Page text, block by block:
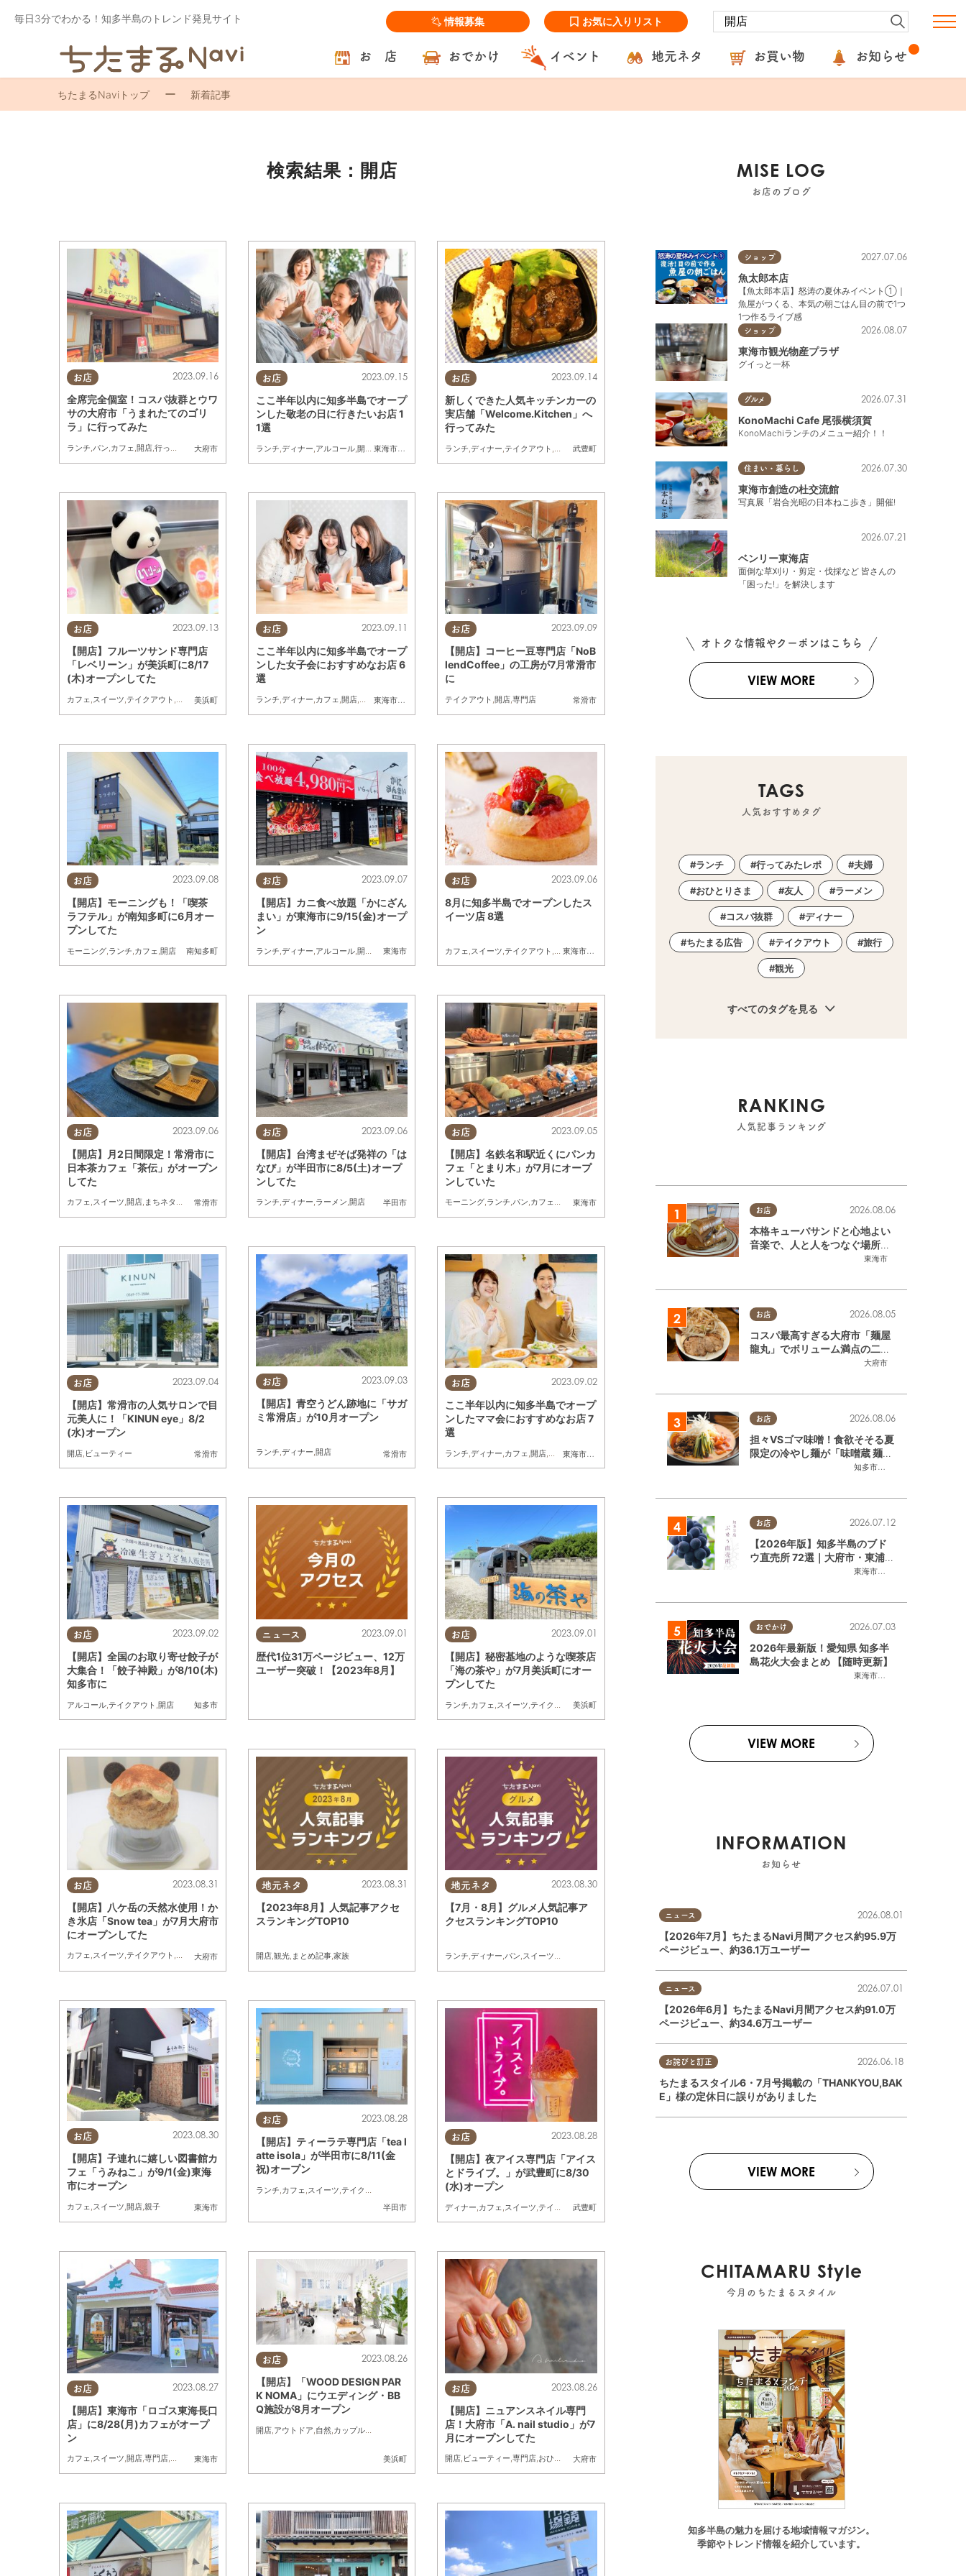
毎日3分でわかる！知多半島のトレンド発見サイト 情報募集 お気に入りリスト
お 店 おでかけ イベント 地元ネタ お買い物 お知らせ
ちたまるNaviトップ 新着記事
検索結果：開店
お店
大府市
2023.09.16
全席完全個室！コスパ抜群とウワ
サの大府市「うまれたてのゴリ
ラ」に行ってみた
ランチ パン カフェ 開店 行ってみたレポ
お店
東海市
,大府市 知多市,半田市,常滑市,美浜町
2023.09.15
ここ半年以内に知多半島でオープ
ンした敬老の日に行きたいお店 1
1選
ランチ ,ディナー アルコール ,開店 ,親子,家族
お店
武豊町
2023.09.14
新しくできた人気キッチンカーの
実店舗「Welcome.Kitchen」へ
行ってみた
ランチ ,ディナー ,テイクアウト まちネタ 行ってみたレポ
お店
美浜町
2023.09.13
【開店】フルーツサンド専門店
「レベリーン」が美浜町に8/17
(木)オープンしてた
カフェ,スイーツ,テイクアウト ,開店
お店
東海市
, 知多市 半田市,常滑市,南知多町
2023.09.11
ここ半年以内に知多半島でオープ
ンした女子会におすすめなお店 6
選
ランチ,ディナー,カフェ,開店,親子,友人
お店
常滑市
2023.09.09
【開店】コーヒー豆専門店「NoB
lendCoffee」の工房が7月常滑市
に
テイクアウト ,開店,専門店
お店
南知多町
2023.09.08
【開店】モーニングも！「喫茶
ラフテル」が南知多町に6月オー
プンしてた
モーニング ランチ カフェ 開店
お店
東海市
2023.09.07
【開店】カニ食べ放題「かにざん
まい」が東海市に9/15(金)オープ
ン
ランチ ,ディナー アルコール ,開店
お店
東海市
,大府市 武豊町
2023.09.06
8月に知多半島でオープンしたス
イーツ店 8選
カフェ スイーツ ,テイクアウト キッチンカー
お店
常滑市
2023.09.06
【開店】月2日間限定！常滑市に
日本茶カフェ「茶伝」がオープン
してた
カフェ,スイーツ,開店, まちネタ ,個室
お店
半田市
2023.09.06
【開店】台湾まぜそば発祥の「は
なび」が半田市に8/5(土)オープ
ンしてた
ランチ,ディナー,ラーメン,開店
お店
東海市
2023.09.05
【開店】名鉄名和駅近くにパンカ
フェ「とまり木」が7月にオープ
ンしていた
モーニング,ランチ,パン,カフェ,テイクアウト
お店
常滑市
2023.09.04
【開店】常滑市の人気サロンで目
元美人に！「KINUN eye」8/2
(水)オープン
開店, ビューティー
お店
常滑市
2023.09.03
【開店】青空うどん跡地に「サガ
ミ常滑店」が10月オープン
ランチ ,ディナー ,開店
お店
東海市
, 大府市 常滑市,美浜町
2023.09.02
ここ半年以内に知多半島でオープ
ンしたママ会におすすめなお店 7
選
ランチ,ディナー,カフェ,開店,親子,友人
お店
知多市
2023.09.02
【開店】全国のお取り寄せ餃子が
大集合！「餃子神殿」が8/10(木)
知多市に
アルコール テイクアウト 開店
ニュース 2023.09.01
歴代1位31万ページビュー、12万
ユーザー突破！【2023年8月】
お店
美浜町
2023.09.01
【開店】秘密基地のような喫茶店
「海の茶や」が7月美浜町にオー
プンしてた
ランチ カフェ スイーツ ,テイクアウト ,開店
お店
大府市
2023.08.31
【開店】八ケ岳の天然水使用！か
き氷店「Snow tea」が7月大府市
にオープンしてた
カフェ,スイーツ,テイクアウト ,開店
地元ネタ 2023.08.31
【2023年8月】人気記事アクセ
スランキングTOP10
開店,観光, まとめ記事,家族
地元ネタ 2023.08.30
【7月・8月】グルメ人気記事ア
クセスランキングTOP10
ランチ,ディナー,パン,スイーツ,開店
お店
東海市
2023.08.30
【開店】子連れに嬉しい図書館カ
フェ「うみねこ」が9/1(金)東海
市にオープン
カフェ,スイーツ,開店,親子
お店
半田市
2023.08.28
【開店】ティーラテ専門店「tea l
atte isola」が半田市に8/11(金
祝)オープン
ランチ,カフェ,スイーツ,テイクアウト
お店
武豊町
2023.08.28
【開店】夜アイス専門店「アイス
とドライブ。」が武豊町に8/30
(水)オープン
ディナー,カフェ,スイーツ,テイクアウト ,開店
お店
東海市
2023.08.27
【開店】東海市「ロゴス東海長口
店」に8/28(月)カフェがオープ
ン
カフェ,スイーツ,開店,専門店,雑貨 アウトドア
お店
美浜町
2023.08.26
【開店】「WOOD DESIGN PAR
K NOMA」にウエディング・BB
Q施設が8月オープン
開店,アウトドア,自然,カップル,ペット
お店
大府市
2023.08.26
【開店】ニュアンスネイル専門
店！大府市「A. nail studio」が7
月にオープンしてた
開店, ビューティー,専門店,おひとりさま ,個室
MISE LOG
お店のブログ
ショップ 2027.07.06
魚太郎本店
【魚太郎本店】怒涛の夏休みイベント①｜
魚屋がつくる、本気の朝ごはん目の前で1つ
1つ作るライブ感
ショップ 2026.08.07
東海市観光物産プラザ
グイっと一杯
グルメ 2026.07.31
KonoMachi Cafe 尾張横須賀
KonoMachiランチのメニュー紹介！！
住まい・暮らし 2026.07.30
東海市創造の杜交流館
写真展「岩合光昭の日本ねこ歩き」開催!
2026.07.21
ベンリー東海店
面倒な草刈り・剪定・伐採など 皆さんの
「困った!」を解決します
オトクな情報やクーポンはこちら
VIEW MORE
TAGS
人気おすすめタグ
ランチ 行ってみたレポ 夫婦
おひとりさま 友人 ラーメン
コスパ抜群 ディナー
ちたまる広告 テイクアウト 旅行
観光
すべてのタグを見る
RANKING
人気記事ランキング
お店
東海市
2026.08.06
本格キューバサンドと心地よい
音楽で、人と人をつなぐ場所。
東海市「JAMMIN'STANDHOU
お店
大府市
2026.08.05
コスパ最高すぎる大府市「麺屋
龍丸」でボリューム満点の二郎
系ラーメンを堪能してきた
お店
知多市半田市
2026.08.06
担々VSゴマ味噌！食欲そそる夏
限定の冷やし麺が「味噌蔵 麺四
朗 半田店・知多店」で登場／ち
お店
東海市大府市
2026.07.12
【2026年版】知多半島のブド
ウ直売所 72選｜大府市・東浦町
ほかエリア別に一挙紹介
おでかけ
東海市大府市
2026.07.03
2026年最新版！愛知県 知多半
島花火大会まとめ 【随時更新】
VIEW MORE
INFORMATION
お知らせ
ニュース 2026.08.01
【2026年7月】ちたまるNavi月間アクセス約95.9万
ページビュー、約36.1万ユーザー
ニュース 2026.07.01
【2026年6月】ちたまるNavi月間アクセス約91.0万
ページビュー、約34.6万ユーザー
お詫びと訂正 2026.06.18
ちたまるスタイル6・7月号掲載の「THANKYOU,BAK
E」様の定休日に誤りがありました
VIEW MORE
CHITAMARU Style
今月のちたまるスタイル
知多半島の魅力を届ける地域情報マガジン。
季節やトレンド情報を紹介しています。